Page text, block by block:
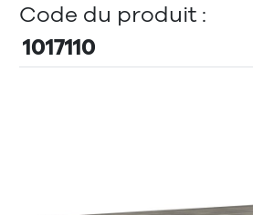
Code du produit :
1017110